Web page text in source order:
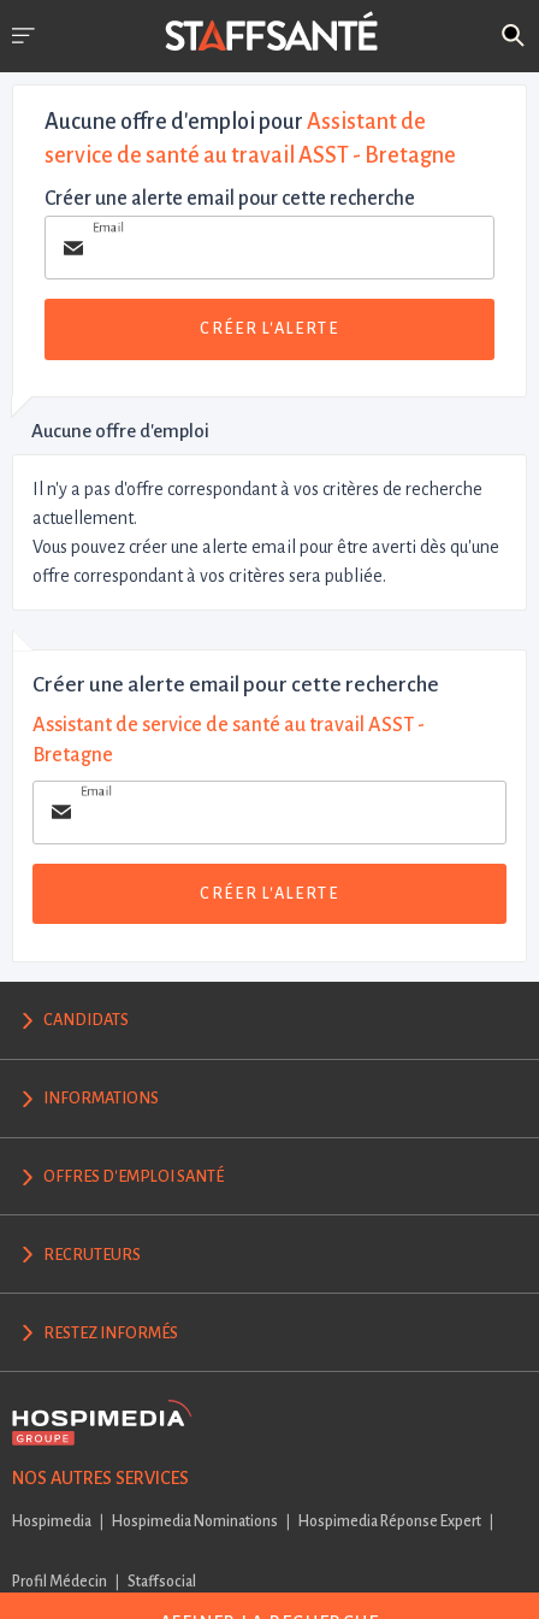
Aucune offre d'emploi pour Assistant de
service de santé au travail ASST - Bretagne
Créer une alerte email pour cette recherche
Email
CRÉER L'ALERTE
Aucune offre d'emploi
Il n'y a pas d'offre correspondant à vos critères de recherche
actuellement.
Vous pouvez créer une alerte email pour être averti dès qu'une
offre correspondant à vos critères sera publiée.
Créer une alerte email pour cette recherche
Assistant de service de santé au travail ASST -
Bretagne
Email
CRÉER L'ALERTE
CANDIDATS
INFORMATIONS
OFFRES D'EMPLOI SANTÉ
RECRUTEURS
RESTEZ INFORMÉS
NOS AUTRES SERVICES
Hospimedia Hospimedia Nominations Hospimedia Réponse Expert
Profil Médecin Staffsocial